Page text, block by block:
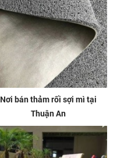
Nơi bán thảm rối sợi mì tại
Thuận An